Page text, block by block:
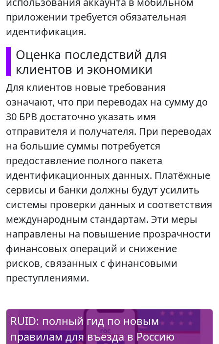
приложении требуется обязательная
идентификация.
Оценка последствий для
клиентов и экономики
Для клиентов новые требования
означают, что при переводах на сумму до
30 БРВ достаточно указать имя
отправителя и получателя. При переводах
на большие суммы потребуется
предоставление полного пакета
идентификационных данных. Платёжные
сервисы и банки должны будут усилить
системы проверки данных и соответствия
международным стандартам. Эти меры
направлены на повышение прозрачности
финансовых операций и снижение
рисков, связанных с финансовыми
преступлениями.
RUID: полный гид по новым
правилам для въезда в Россию